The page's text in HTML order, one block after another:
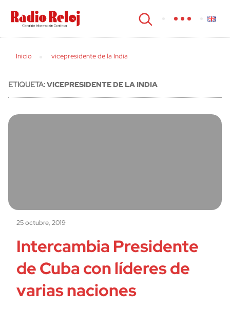
cerrar
Inicio vicepresidente de la India
ETIQUETA:VICEPRESIDENTE DE LA INDIA
25 octubre, 2019
Intercambia Presidente
de Cuba con líderes de
varias naciones